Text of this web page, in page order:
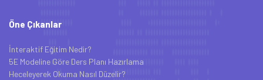
Öne Çıkanlar
İnteraktif Eğitim Nedir?
5E Modeline Göre Ders Planı Hazırlama
Heceleyerek Okuma Nasıl Düzelir?